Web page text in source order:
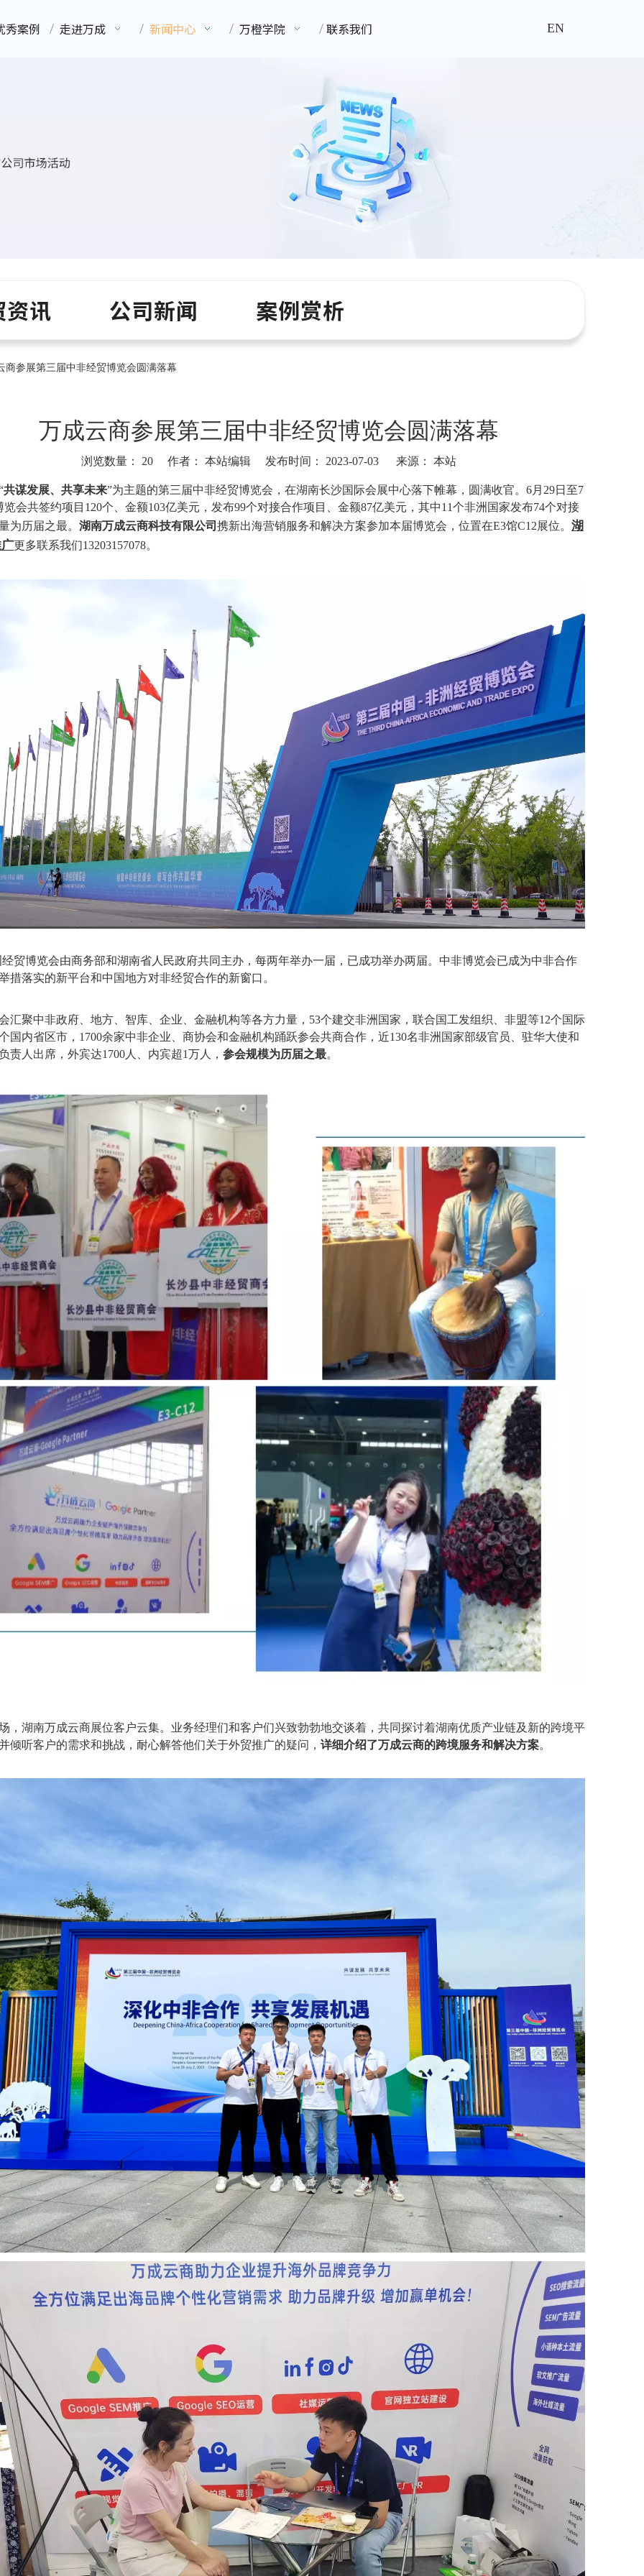
秀案例 走进万成 新闻中心 万橙学院 联系我们 EN
资讯 公司新闻 案例赏析
商参展第三届中非经贸博览会圆满落幕
万成云商参展第三届中非经贸博览会圆满落幕
浏览数量： 20 作者： 本站编辑 发布时间： 2023-07-03 来源： 本站
共谋发展、共享未来”为主题的第三届中非经贸博览会，在湖南长沙国际会展中心落下帷幕，圆满收官。6月29日至7
览会共签约项目120个、金额103亿美元，发布99个对接合作项目、金额87亿美元，其中11个非洲国家发布74个对接
为历届之最。 湖南万成云商科技有限公司 携新出海营销服务和解决方案参加本届博览会，位置在E3馆C12展位。 湖
更多联系我们13203157078。
贸博览会由商务部和湖南省人民政府共同主办，每两年举办一届，已成功举办两届。中非博览会已成为中非合作
措落实的新平台和中国地方对非经贸合作的新窗口。
汇聚中非政府、地方、智库、企业、金融机构等各方力量，53个建交非洲国家，联合国工发组织、非盟等12个国际
国内省区市，1700余家中非企业、商协会和金融机构踊跃参会共商合作，近130名非洲国家部级官员、驻华大使和
责人出席，外宾达1700人、内宾超1万人， 参会规模为历届之最。
，湖南万成云商展位客户云集。业务经理们和客户们兴致勃勃地交谈着，共同探讨着湖南优质产业链及新的跨境平
倾听客户的需求和挑战，耐心解答他们关于外贸推广的疑问， 详细介绍了万成云商的跨境服务和解决方案。